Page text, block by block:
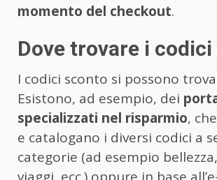
momento del checkout.
Dove trovare i
I codici sconto si possono
Esistono, ad esempio, dei
specializzati nel risparmio,
e catalogano i diversi codici a
categorie (ad esempio
viaggi, ecc.) oppure in base